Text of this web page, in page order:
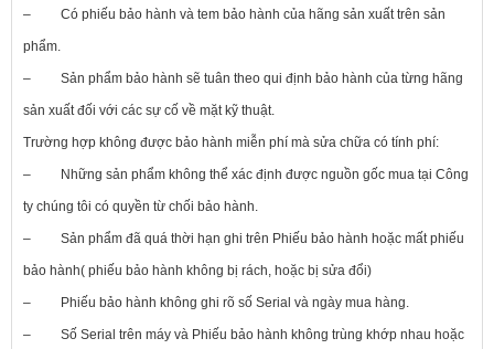
– Có phiếu bảo hành và tem bảo hành của hãng sản xuất trên sản
phẩm.
– Sản phẩm bảo hành sẽ tuân theo qui định bảo hành của từng hãng
sản xuất đối với các sự cố về mặt kỹ thuật.
Trường hợp không được bảo hành miễn phí mà sửa chữa có tính phí:
– Những sản phẩm không thể xác định được nguồn gốc mua tại Công
ty chúng tôi có quyền từ chối bảo hành.
– Sản phẩm đã quá thời hạn ghi trên Phiếu bảo hành hoặc mất phiếu
bảo hành( phiếu bảo hành không bị rách, hoặc bị sửa đổi)
– Phiếu bảo hành không ghi rõ số Serial và ngày mua hàng.
– Số Serial trên máy và Phiếu bảo hành không trùng khớp nhau hoặc